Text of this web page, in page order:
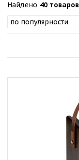
Найдено 40 товаров